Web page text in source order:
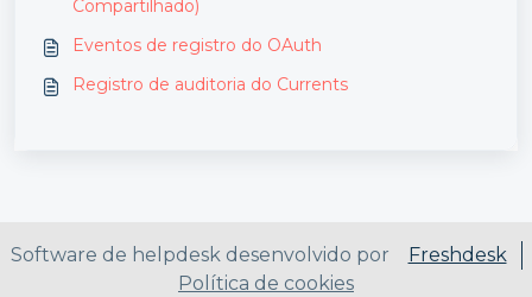
Compartilhado)
Eventos de registro do OAuth
Registro de auditoria do Currents
Software de helpdesk desenvolvido por
Freshdesk
Política de cookies